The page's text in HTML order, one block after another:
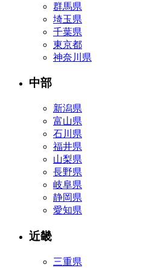
群馬県
埼玉県
千葉県
東京都
神奈川県
中部
新潟県
富山県
石川県
福井県
山梨県
長野県
岐阜県
静岡県
愛知県
近畿
三重県